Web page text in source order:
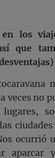
los
que
veces no
ocurrió
aparcar